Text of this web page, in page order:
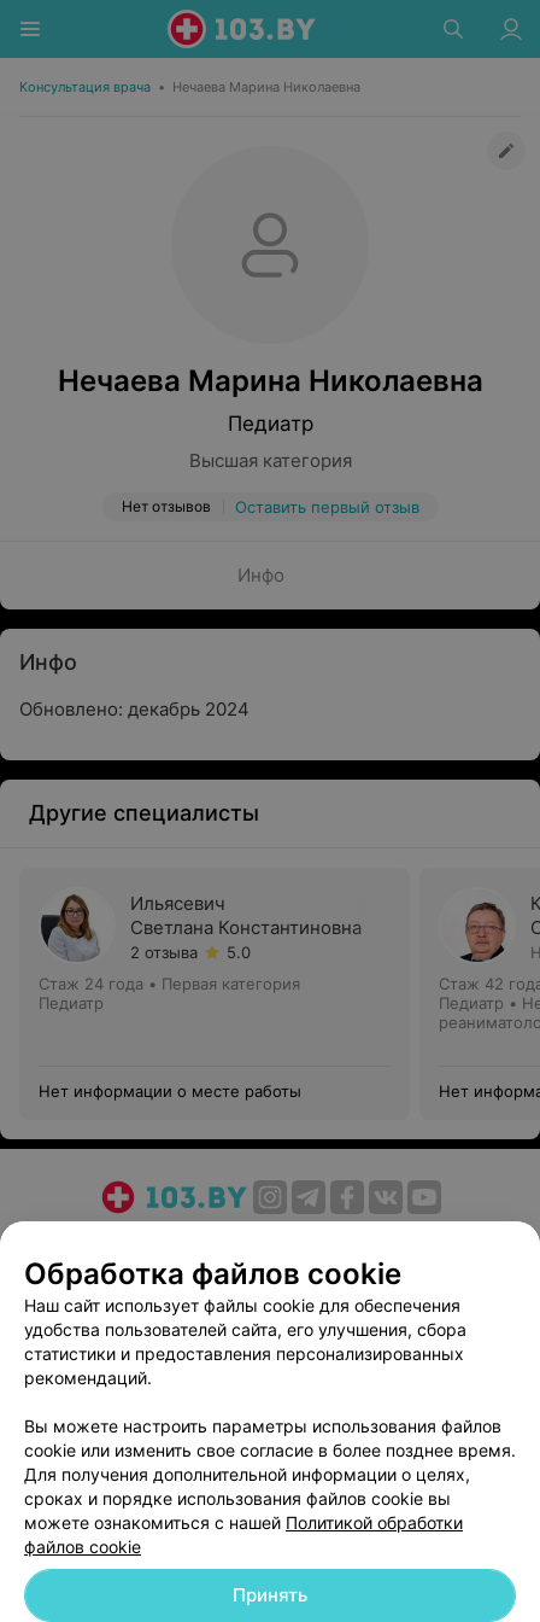
Консультация врача • Нечаева Марина Николаевна
Нечаева Марина Николаевна
Педиатр
Высшая категория
Нет отзывов Оставить первый отзыв
Инфо
Инфо
Обновлено: декабрь 2024
Другие специалисты
Ильясевич
Светлана Константиновна
2 отзыва
5.0
Стаж 24 года • Первая категория
Педиатр
Нет информации о месте работы
Стаж 42
Педиатр •
Нет
Медицинский маркетинг
Публичный договор
Пользовательское соглашение
Способы оплаты
Вакансии
Партнеры
Написать руководителю 103.by
Персональные настройки cookie
Обработка персональных данных
Обработка файлов cookie
Наш сайт использует файлы cookie для обеспечения
удобства пользователей сайта, его улучшения, сбора
статистики и предоставления персонализированных
рекомендаций.
Вы можете настроить параметры использования файлов
cookie или изменить свое согласие в более позднее время.
Для получения дополнительной информации о целях,
сроках и порядке использования файлов cookie вы
можете ознакомиться с нашей Политикой обработки
файлов cookie
Принять